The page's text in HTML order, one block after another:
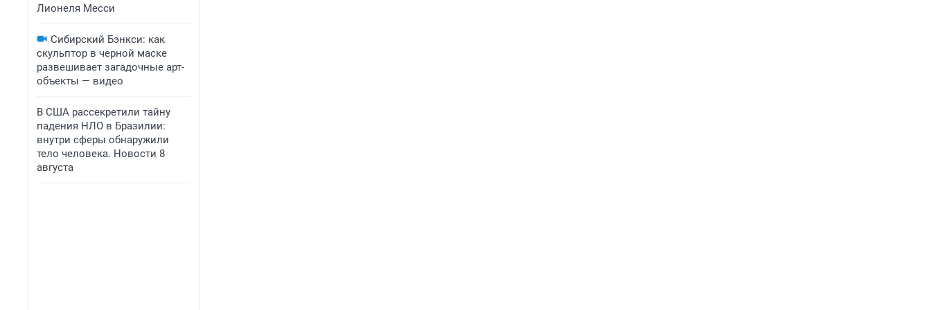
Лионеля Месси
Сибирский Бэнкси: как
скульптор в черной маске
развешивает загадочные арт-
объекты — видео
В США рассекретили тайну
падения НЛО в Бразилии:
внутри сферы обнаружили
тело человека. Новости 8
августа